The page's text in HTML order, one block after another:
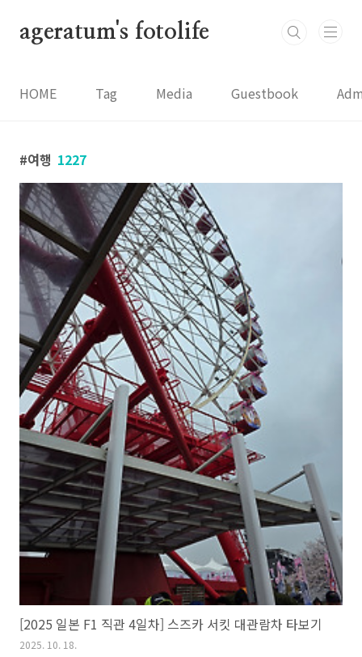
ageratum's fotolife
HOME Tag Media Guestbook
여행 1227
[2025 일본 F1 직관 4일차] 스즈카 서킷 대관람차 타보기
2025. 10. 18.